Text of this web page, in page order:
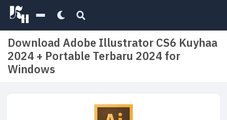
Download Adobe Illustrator CS6 Kuyhaa
2024 + Portable Terbaru 2024 for
Windows